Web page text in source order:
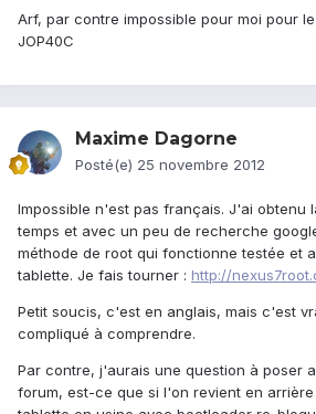
Arf, par contre impossible pour moi pour
JOP40C
Maxime Dagorne
Posté(e) 25 novembre 2012
Impossible n'est pas français. J'ai obtenu
temps et avec un peu de recherche
méthode de root qui fonctionne testée et
tablette. Je fais tourner : http://
Petit soucis, c'est en anglais, mais c'est
compliqué à comprendre.
Par contre, j'aurais une question à poser
forum, est-ce que si l'on revient en